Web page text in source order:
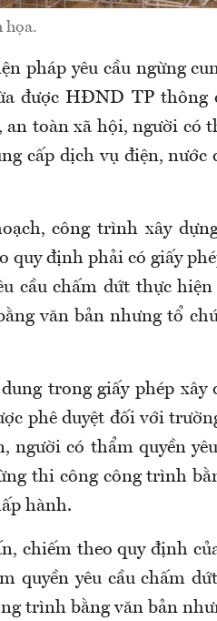
họa.
pháp yêu cầu ngừng
được HĐND TP thông
toàn xã hội, người có
cấp dịch vụ điện, nước
công trình xây
quy định phải có giấy
cầu chấm dứt thực
văn bản nhưng tổ
trong giấy phép xây
phê duyệt đối với
người có thẩm quyền
thi công công trình
hành.
chiếm theo quy định
quyền yêu cầu chấm
trình bằng văn bản